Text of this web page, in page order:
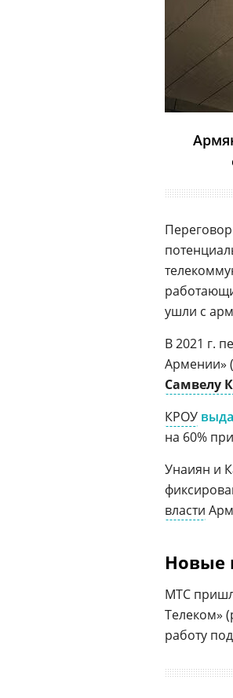
ушли с
В 2021 г.
Армении»
Самвелу
КРОУ
на 60%
Унаиян и
власти
Новые
МТС
Телеком»
работу